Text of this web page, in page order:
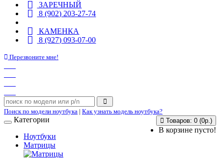
ЗАРЕЧНЫЙ
8 (902) 203-27-74
КАМЕНКА
8 (927) 093-07-00
Перезвоните мне!
Поиск по модели ноутбука | Как узнать модель ноутбука?
Товаров: 0 (0р.)
В корзине пусто!
Категории
Ноутбуки
Матрицы